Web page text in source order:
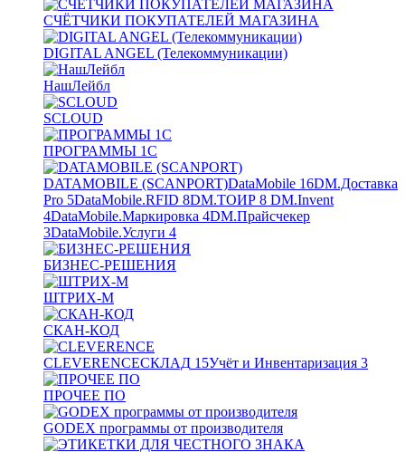
СЧЁТЧИКИ ПОКУПАТЕЛЕЙ МАГАЗИНА
DIGITAL ANGEL (Телекоммуникации)
НашЛейбл
SCLOUD
ПРОГРАММЫ 1С
DATAMOBILE (SCANPORT)DataMobile 16DM.Доставка
Pro 5DataMobile.RFID 8DM.ТОИР 8 DM.Invent
4DataMobile.Маркировка 4DM.Прайсчекер
3DataMobile.Услуги 4
БИЗНЕС-РЕШЕНИЯ
ШТРИХ-М
СКАН-КОД
CLEVERENCEСКЛАД 15Учёт и Инвентаризация 3
ПРОЧЕЕ ПО
GODEX программы от производителя